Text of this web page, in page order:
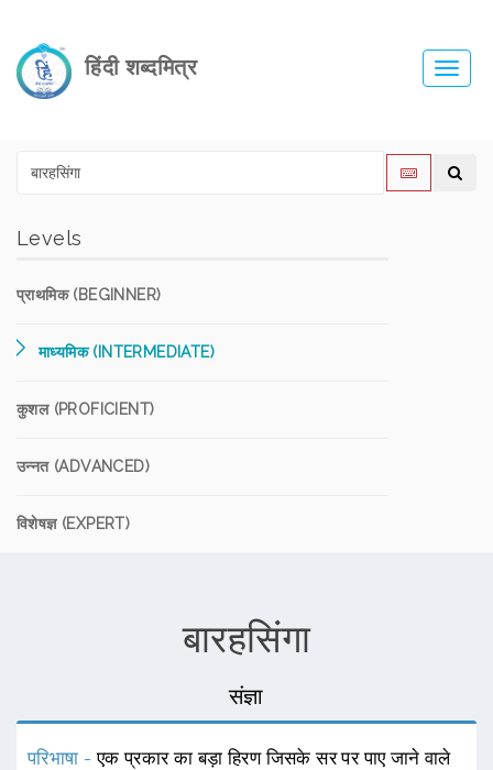
हिंदी शब्दमित्र
Levels
प्राथमिक (BEGINNER)
माध्यमिक (INTERMEDIATE)
कुशल (PROFICIENT)
उन्नत (ADVANCED)
विशेषज्ञ (EXPERT)
बारहसिंगा
संज्ञा
परिभाषा -एक प्रकार का बड़ा हिरण जिसके सर पर पाए जाने वाले